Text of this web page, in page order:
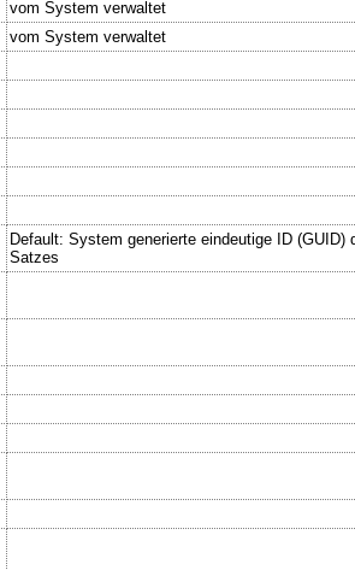
vom System verwaltet
vom System verwaltet
Default: System generierte eindeutige ID (GUID)
Satzes